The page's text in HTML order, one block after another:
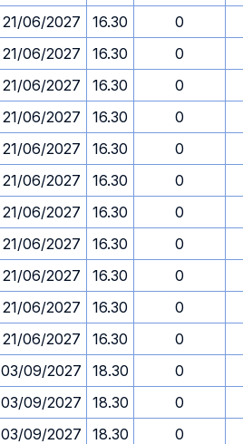
21/06/2027 16.30 0
21/06/2027 16.30 0
21/06/2027 16.30 0
21/06/2027 16.30 0
21/06/2027 16.30 0
21/06/2027 16.30 0
21/06/2027 16.30 0
21/06/2027 16.30 0
21/06/2027 16.30 0
21/06/2027 16.30 0
21/06/2027 16.30 0
03/09/2027 18.30 0
03/09/2027 18.30 0
03/09/2027 18.30 0